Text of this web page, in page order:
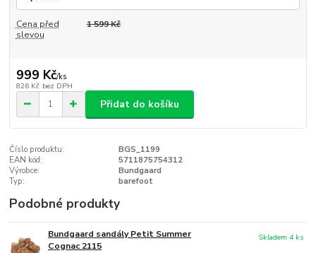
Cena před
slevou
1 599 Kč
999 Kč/ks
826 Kč bez DPH
Přidat do košíku
Číslo produktu:
BGS_1199
EAN kód:
5711875754312
Výrobce:
Bundgaard
Typ:
barefoot
Podobné produkty
Bundgaard sandály Petit Summer
Cognac 2115
Skladem 4 ks